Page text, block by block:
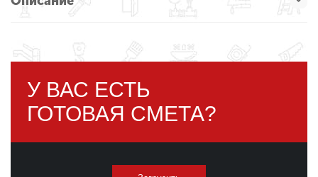
У ВАС ЕСТЬ
ГОТОВАЯ СМЕТА?